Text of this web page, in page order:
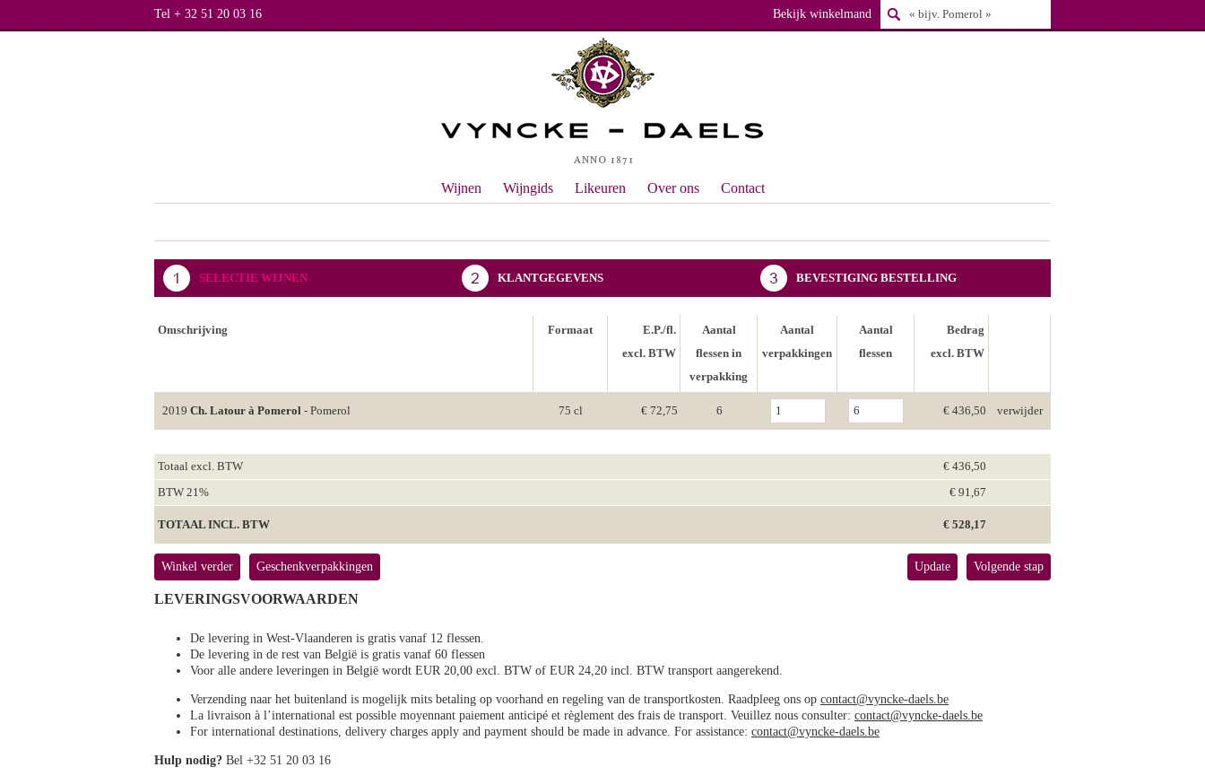
Tel + 32 51 20 03 16 Bekijk winkelmand
Wijnen Wijngids Likeuren Over ons Contact
SELECTIE WIJNEN KLANTGEGEVENS BEVESTIGING BESTELLING
Omschrijving Formaat
E.P./fl.
excl. BTW
Aantal
flessen in
verpakking
Aantal
verpakkingen
Aantal
flessen
Bedrag
excl. BTW
2019 Ch. Latour à Pomerol - Pomerol 75 cl € 72,75 6 € 436,50 verwijder
Totaal excl. BTW
€ 436,50
BTW 21%
€ 91,67
TOTAAL INCL. BTW € 528,17
Winkel verder Geschenkverpakkingen Volgende stap
Update
LEVERINGSVOORWAARDEN
De levering in West-Vlaanderen is gratis vanaf 12 flessen.
De levering in de rest van België is gratis vanaf 60 flessen
Voor alle andere leveringen in België wordt EUR 20,00 excl. BTW of EUR 24,20 incl. BTW transport aangerekend.
Verzending naar het buitenland is mogelijk mits betaling op voorhand en regeling van de transportkosten. Raadpleeg ons op contact@vyncke-daels.be
La livraison à l’international est possible moyennant paiement anticipé et règlement des frais de transport. Veuillez nous consulter: contact@vyncke-daels.be
For international destinations, delivery charges apply and payment should be made in advance. For assistance: contact@vyncke-daels.be
Hulp nodig? Bel +32 51 20 03 16